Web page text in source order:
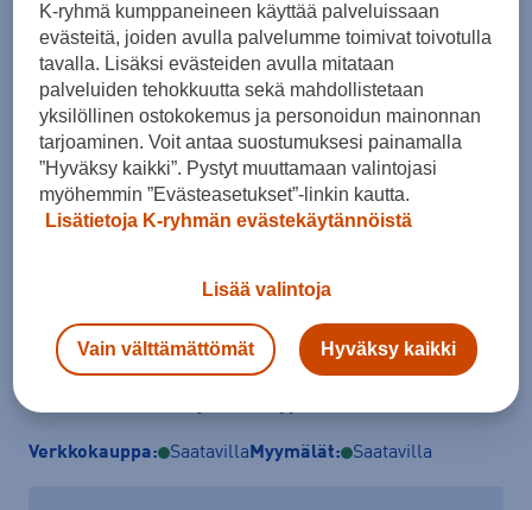
Koko
XS S M L XL XXL
Kokotaulukko
Lisää ostoskoriin
Tarkista saatavuus ja tilaa myymälästä
Verkkokauppa: Saatavilla Myymälät: Saatavilla
K-ryhmä kumppaneineen käyttää palveluissaan
evästeitä, joiden avulla palvelumme toimivat toivotulla
tavalla. Lisäksi evästeiden avulla mitataan
palveluiden tehokkuutta sekä mahdollistetaan
yksilöllinen ostokokemus ja personoidun mainonnan
tarjoaminen. Voit antaa suostumuksesi painamalla
”Hyväksy kaikki”. Pystyt muuttamaan valintojasi
myöhemmin ”Evästeasetukset”-linkin kautta.
Lisätietoja K-ryhmän evästekäytännöistä
Lisää valintoja
Vain välttämättömät Hyväksy kaikki